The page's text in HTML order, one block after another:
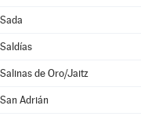
Sada
Saldías
Salinas de Oro/Jaitz
San Adrián